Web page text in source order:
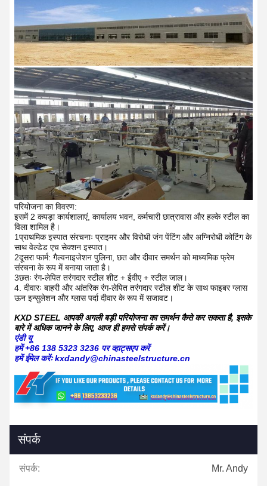
परियोजना का विवरण:
इसमें 2 कपड़ा कार्यशालाएं, कार्यालय भवन, कर्मचारी छात्रावास और हल्के स्टील का
विला शामिल है।
1प्राथमिक इस्पात संरचनाः प्राइमर और विरोधी जंग पेंटिंग और अग्निरोधी कोटिंग के
साथ वेल्डेड एच सेक्शन इस्पात।
2दूसरा फार्म: गैल्वनाइजेशन पुलिना, छत और दीवार समर्थन को माध्यमिक फ्रेम
संरचना के रूप में बनाया जाता है।
3छतः रंग-लेपित तरंगदार स्टील शीट + ईवीए + स्टील जाल।
4. दीवारः बाहरी और आंतरिक रंग-लेपित तरंगदार स्टील शीट के साथ फाइबर ग्लास
ऊन इन्सुलेशन और ग्लास पर्दा दीवार के रूप में सजावट।
KXD STEEL आपकी अगली बड़ी परियोजना का समर्थन कैसे कर सकता है, इसके
बारे में अधिक जानने के लिए, आज ही हमसे संपर्क करें।
एंडी यू
हमें +86 138 5323 3236 पर व्हाट्सएप करें
हमें ईमेल करेंः kxdandy@chinasteelstructure.cn
संपर्क
संपर्क: Mr. Andy